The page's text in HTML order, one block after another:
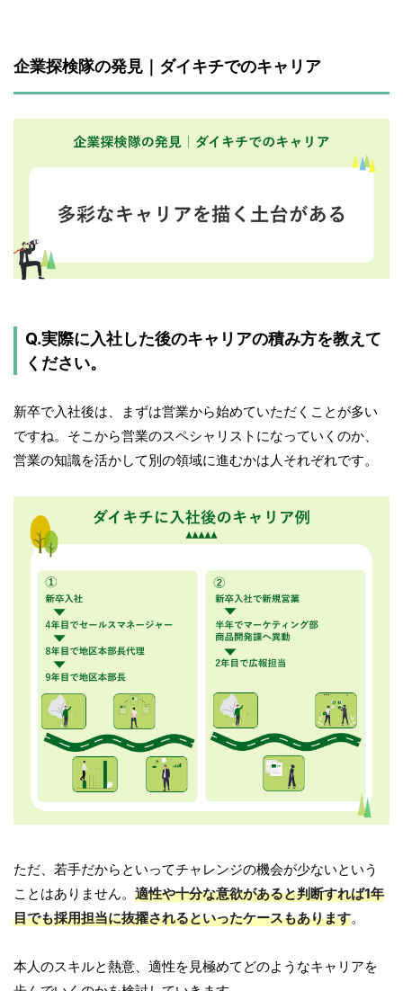
企業探検隊の発見｜ダイキチでのキャリア
Q.実際に入社した後のキャリアの積み方を教えて
ください。
新卒で入社後は、まずは営業から始めていただくことが多い
ですね。そこから営業のスペシャリストになっていくのか、
営業の知識を活かして別の領域に進むかは人それぞれです。
ただ、若手だからといってチャレンジの機会が少ないという
ことはありません。 適性や十分な意欲があると判断すれば1年
目でも採用担当に抜擢されるといったケースもあります。
本人のスキルと熱意、適性を見極めてどのようなキャリアを